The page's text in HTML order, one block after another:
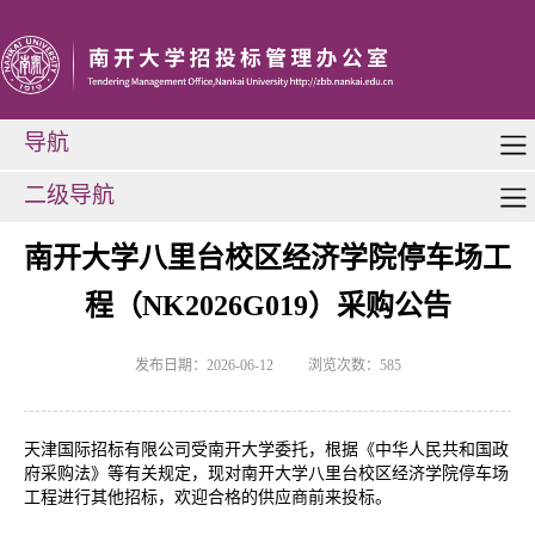
导航
二级导航
南开大学八里台校区经济学院停车场工
程（NK2026G019）采购公告
发布日期：2026-06-12 浏览次数： 585
天津国际招标有限公司受南开大学委托，根据《中华人民共和国政
府采购法》等有关规定，现对南开大学八里台校区经济学院停车场
工程进行其他招标，欢迎合格的供应商前来投标。